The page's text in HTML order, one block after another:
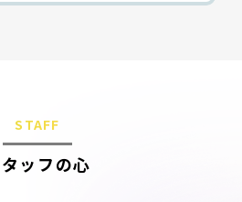
STAFF
ッフの心